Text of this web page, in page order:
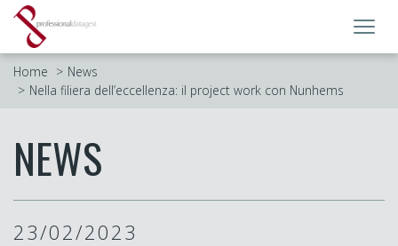
Home
News
Nella filiera dell’eccellenza: il project work con Nunhems
NEWS
23/02/2023